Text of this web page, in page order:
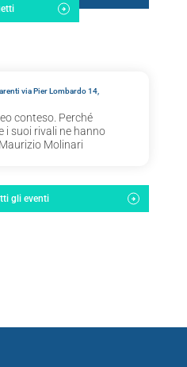
via Pier Lombardo 14,
conteso. Perché
i suoi rivali ne hanno
Molinari
gli eventi